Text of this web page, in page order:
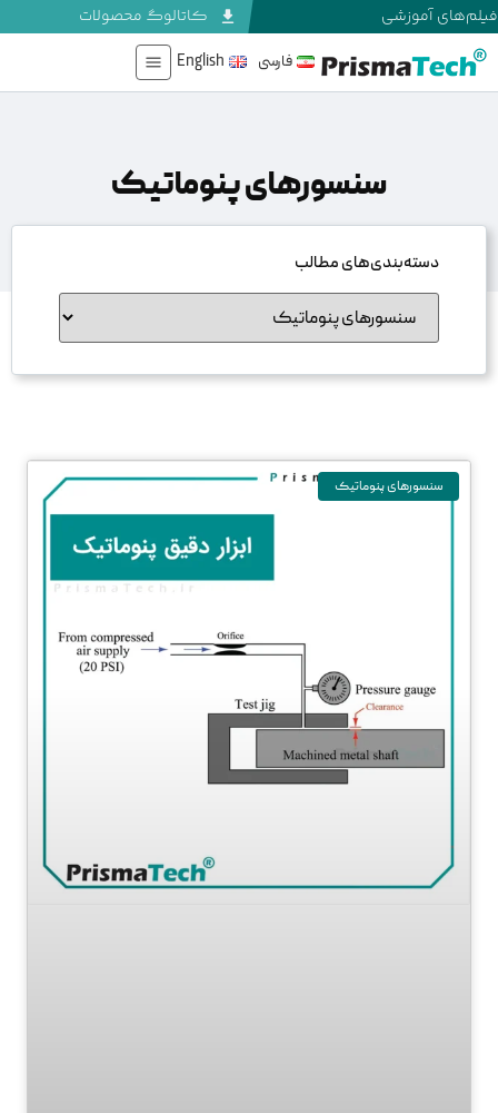
فیلم‌های آموزشی
کاتالوگ محصولات
فارسی
English
سنسورهای پنوماتیک
دسته‌بندی‌های مطالب
سنسورهای پنوماتیک